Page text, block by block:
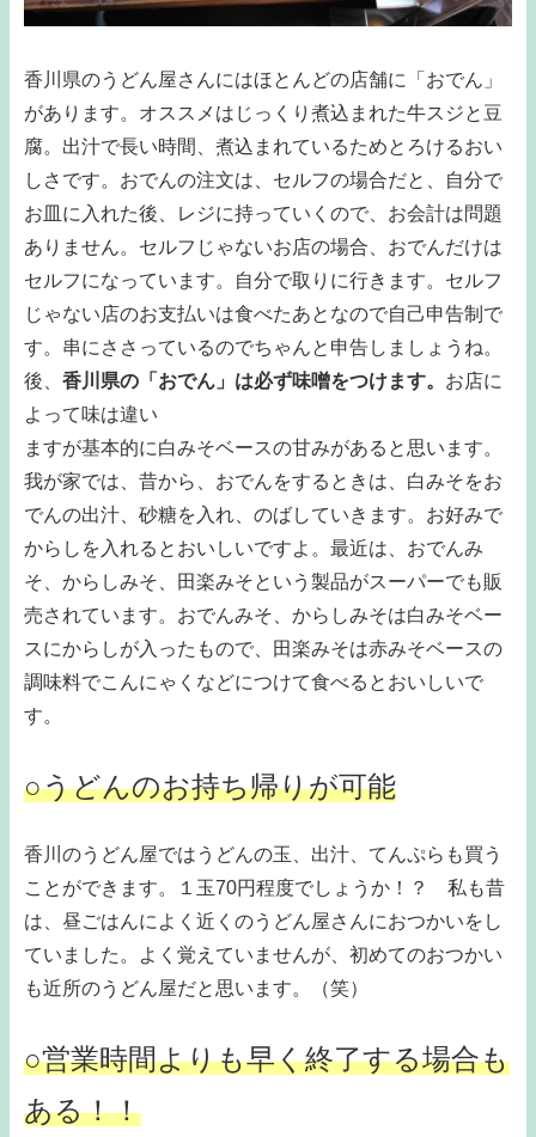
香川県のうどん屋さんにはほとんどの店舗に「おでん」
があります。オススメはじっくり煮込まれた牛スジと豆
腐。出汁で長い時間、煮込まれているためとろけるおい
しさです。おでんの注文は、セルフの場合だと、自分で
お皿に入れた後、レジに持っていくので、お会計は問題
ありません。セルフじゃないお店の場合、おでんだけは
セルフになっています。自分で取りに行きます。セルフ
じゃない店のお支払いは食べたあとなので自己申告制で
す。串にささっているのでちゃんと申告しましょうね。
後、 香川県の「おでん」は必ず味噌をつけます。 お店に
よって味は違い
ますが基本的に白みそベースの甘みがあると思います。
我が家では、昔から、おでんをするときは、白みそをお
でんの出汁、砂糖を入れ、のばしていきます。お好みで
からしを入れるとおいしいですよ。最近は、おでんみ
そ、からしみそ、田楽みそという製品がスーパーでも販
売されています。おでんみそ、からしみそは白みそベー
スにからしが入ったもので、田楽みそは赤みそベースの
調味料でこんにゃくなどにつけて食べるとおいしいで
す。
○うどんのお持ち帰りが可能
香川のうどん屋ではうどんの玉、出汁、てんぷらも買う
ことができます。１玉70円程度でしょうか！？ 私も昔
は、昼ごはんによく近くのうどん屋さんにおつかいをし
ていました。よく覚えていませんが、初めてのおつかい
も近所のうどん屋だと思います。（笑）
○営業時間よりも早く終了する場合も
ある！！